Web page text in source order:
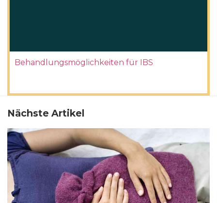
Behandlungsmöglichkeiten für IBS
Nächste Artikel